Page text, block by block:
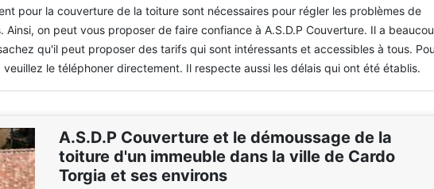
pour la couverture de la toiture sont nécessaires pour régler les problèmes de
on peut vous proposer de faire confiance à A.S.D.P Couverture. Il a
qu'il peut proposer des tarifs qui sont intéressants et accessibles à tous.
le téléphoner directement. Il respecte aussi les délais qui ont été établis.
A.S.D.P Couverture et le démoussage de la
toiture d'un immeuble dans la ville de Cardo
Torgia et ses environs